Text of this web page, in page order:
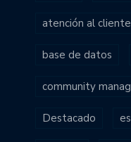
atención al cliente
base de datos
community
Destacado